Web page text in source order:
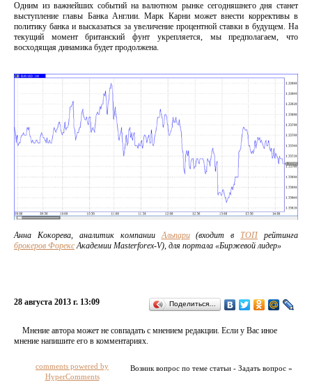
Одним из важнейших событий на валютном рынке сегодняшнего дня станет
выступление главы Банка Англии. Марк Карни может внести коррективы в
политику банка и высказаться за увеличение процентной ставки в будущем. На
текущий момент британский фунт укрепляется, мы предполагаем, что
восходящая динамика будет продолжена.
Анна Кокорева, аналитик компанииАльпари(входит вТОП рейтинга
брокеров ФорексАкадемии Masterforex-V), для портала «Биржевой лидер»
28 августа 2013 г. 13:09 Поделиться…
Мнение автора может не совпадать с мнением редакции. Если у Вас иное
мнение напишите его в комментариях.
Возник вопрос по теме статьи - Задать вопрос »
comments powered by
HyperComments